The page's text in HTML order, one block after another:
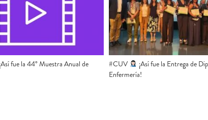
​ ¡Así fue la 44° Muestra Anual de
#CUV ​
¡Así fue la Entrega de
Enfermería!